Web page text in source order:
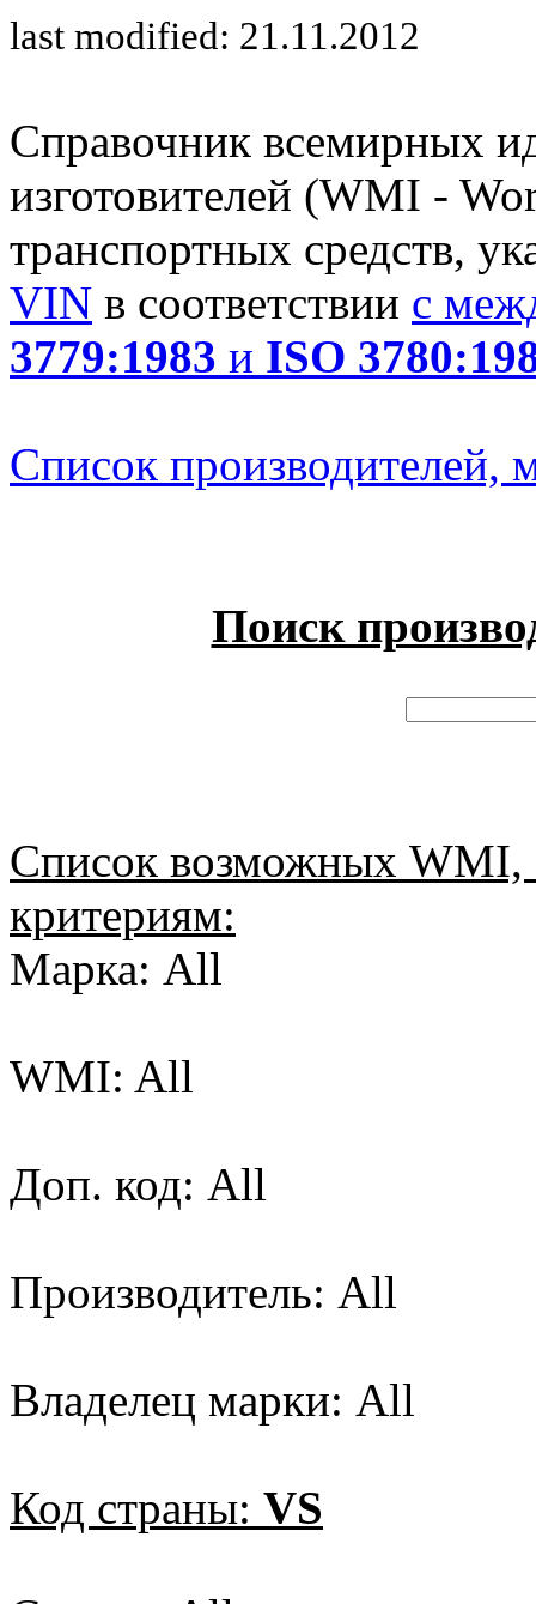
last modified: 21.11.2012
Справочник всемирных
изготовителей (WMI -
транспортных средств,
VIN в соответствии с
3779:1983 и ISO
Список производителей,
Поиск
Список возможных
критериям:
Марка: All
WMI: All
Доп. код: All
Производитель: All
Владелец марки: All
Код страны: VS